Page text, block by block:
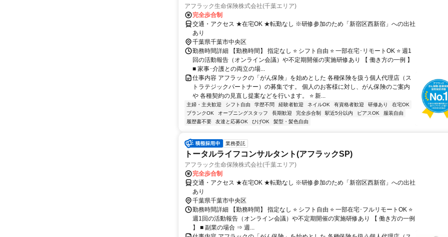
アフラック生命保険株式会社(千葉エリア)
完全歩合制
交通・アクセス ★在宅OK ★転勤なし ※研修参加のため「新宿区西新宿」への出社
あり
千葉県千葉市中央区
勤務時間詳細 【勤務時間】 指定なし ⭐ シフト自由 ⭐ 一部在宅･リモートOK ⭐ 週1
回の活動報告（オンライン会議）や不定期開催の実施研修あり 【 働き方の一例 】
■ 家事･介護との両立の場...
仕事内容 アフラックの「がん保険」を始めとした 各種保険を扱う個人代理店（ス
トラテジックパートナー）の募集です。 個人のお客様に対し、がん保険のご案内
や 各種契約の見直し提案などを行います。 ⭐ 新...
主婦・主夫歓迎 シフト自由 学歴不問 経験者歓迎 ネイルOK 有資格者歓迎 研修あり
在宅OK
ブランクOK
オープニングスタッフ 長期歓迎 完全歩合制 駅近5分以内 ピアスOK
服装自由
履歴書不要
友達と応募OK ひげOK 髪型・髪色自由
業務委託
トータルライフコンサルタント(アフラックSP)
アフラック生命保険株式会社(千葉エリア)
完全歩合制
交通・アクセス ★在宅OK ★転勤なし ※研修参加のため「新宿区西新宿」への出社
あり
千葉県千葉市中央区
勤務時間詳細 【勤務時間】 指定なし ⭐ シフト自由 ⭐ 一部在宅･フルリモートOK ⭐
週1回の活動報告（オンライン会議）や不定期開催の実施研修あり 【 働き方の一例
】 ■ 副業の場合 ⇒ 週...